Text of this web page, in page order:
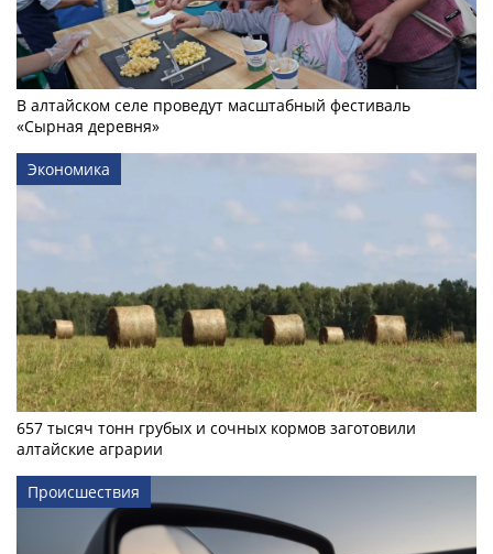
В алтайском селе проведут масштабный фестиваль
«Сырная деревня»
Экономика
657 тысяч тонн грубых и сочных кормов заготовили
алтайские аграрии
Происшествия